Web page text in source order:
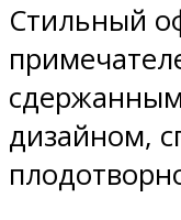
Стильный
дизайном,